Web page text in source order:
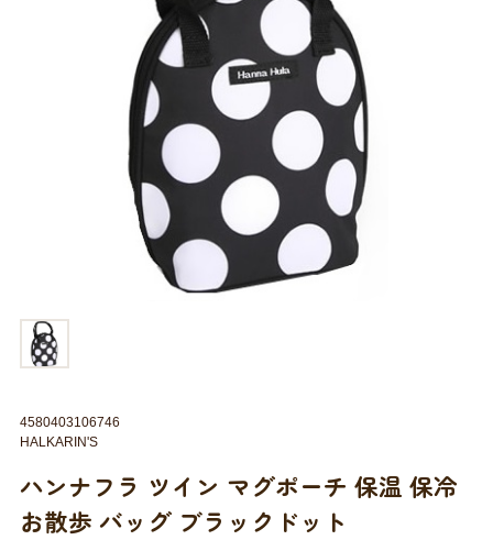
ハンナフラ ツイン マグポーチ 保温 保冷
お散歩 バッグ ブラックドット
4580403106746
HALKARIN'S